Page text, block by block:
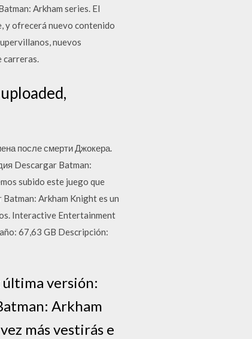
Arkham series. El
y ofrecerá nuevo contenido
nuevos
после смерти Джокера.
Descargar Batman:
subido este juego que
Arkham Knight es un
Interactive Entertainment
67,63 GB Descripción:
versión:
Arkham
más vestirás e